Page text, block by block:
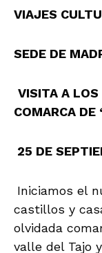
VIAJES
SEDE DE
VISITA A
COMARCA DE
25 DE
Iniciamos el
castillos y
olvidada
valle del Tajo